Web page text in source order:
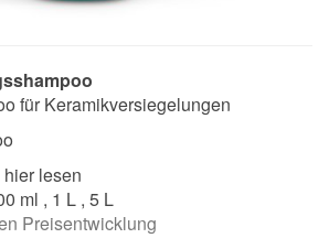
für Keramikversiegelungen
hier lesen
ml , 1 L , 5 L
Preisentwicklung